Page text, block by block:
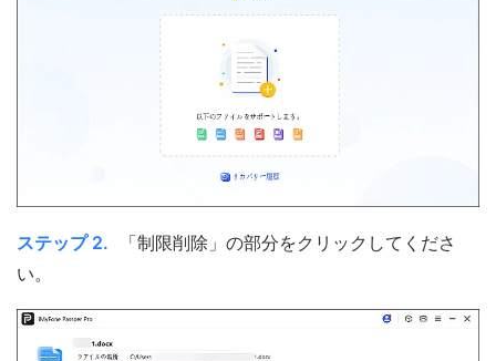
ステップ 2.
「制限削除」の部分をクリックしてくださ
い。